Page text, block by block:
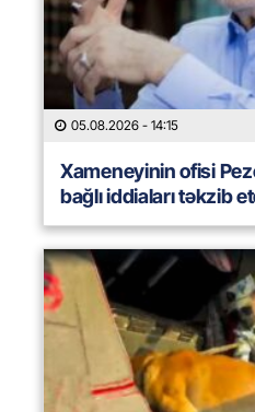
05.08.2026 - 14:15
Xameneyinin ofisi
bağlı iddiaları təkzib